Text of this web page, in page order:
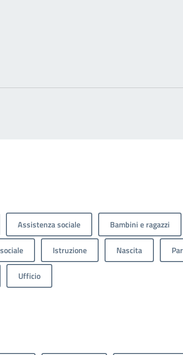
Assistenza sociale Bambini e ragazzi
Istruzione Nascita
Ufficio